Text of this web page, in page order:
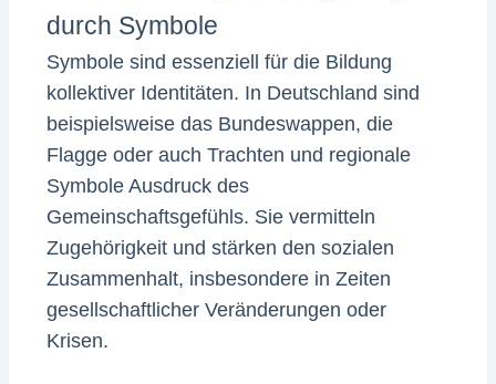
durch Symbole
Symbole sind essenziell für die Bildung
kollektiver Identitäten. In Deutschland sind
beispielsweise das Bundeswappen, die
Flagge oder auch Trachten und regionale
Symbole Ausdruck des
Gemeinschaftsgefühls. Sie vermitteln
Zugehörigkeit und stärken den sozialen
Zusammenhalt, insbesondere in Zeiten
gesellschaftlicher Veränderungen oder
Krisen.